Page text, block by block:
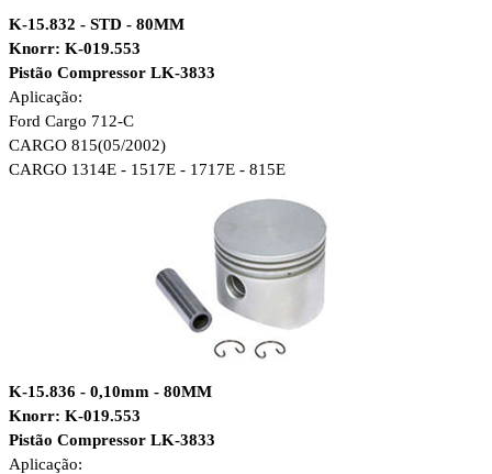
K-15.832 - STD - 80MM
Knorr: K-019.553
Pistão Compressor LK-3833
Aplicação:
Ford Cargo 712-C
CARGO 815(05/2002)
CARGO 1314E - 1517E - 1717E - 815E
K-15.836 - 0,10mm - 80MM
Knorr: K-019.553
Pistão Compressor LK-3833
Aplicação: